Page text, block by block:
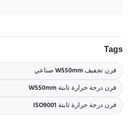
Tags
فرن تجفيف W550mm صناعي
فرن درجة حرارة ثابتة W550mm
فرن درجة حرارة ثابتة ISO9001